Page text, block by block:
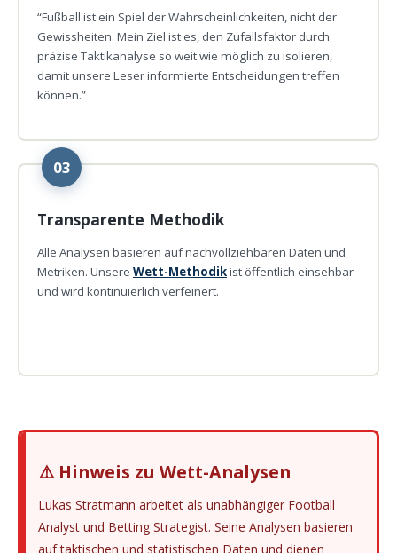
“Fußball ist ein Spiel der Wahrscheinlichkeiten, nicht der
Gewissheiten. Mein Ziel ist es, den Zufallsfaktor durch
präzise Taktikanalyse so weit wie möglich zu isolieren,
damit unsere Leser informierte Entscheidungen treffen
können.”
03
Transparente Methodik
Alle Analysen basieren auf nachvollziehbaren Daten und
Metriken. Unsere Wett-Methodikist öffentlich einsehbar
und wird kontinuierlich verfeinert.
⚠️ Hinweis zu Wett-Analysen
Lukas Stratmann arbeitet als unabhängiger Football
Analyst und Betting Strategist. Seine Analysen basieren
auf taktischen und statistischen Daten und dienen